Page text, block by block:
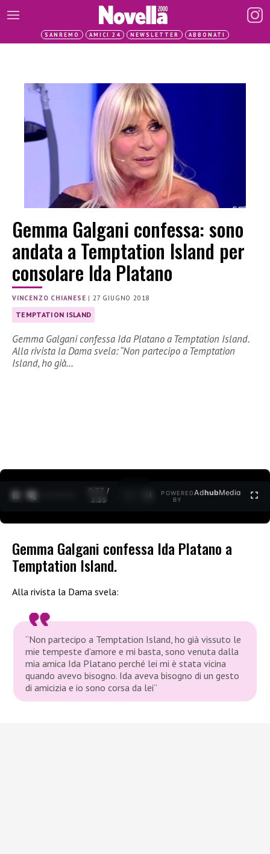
SANREMO AMICI 24 NEWSLETTER ABBONATI
Gemma Galgani confessa: sono
andata a Temptation Island per
consolare Ida Platano
VINCENZO CHIANESE | 27 GIUGNO 2018
TEMPTATION ISLAND
Gemma Galgani confessa Ida Platano a Temptation Island.
Alla rivista la Dama svela: “Non partecipo a Temptation
Island, ho già…
0:27 /
3:35
POWERED
BY
AdhubMedia
Gemma Galgani confessa Ida Platano a
Temptation Island.
Alla rivista la Dama svela:
“Non partecipo a Temptation Island, ho già vissuto le
mie tempeste d’amore e mi basta, sono venuta dalla
mia amica Ida Platano perché lei mi è stata vicina
quando avevo bisogno. Ida aveva bisogno di un gesto
di amicizia e io sono corsa da lei”